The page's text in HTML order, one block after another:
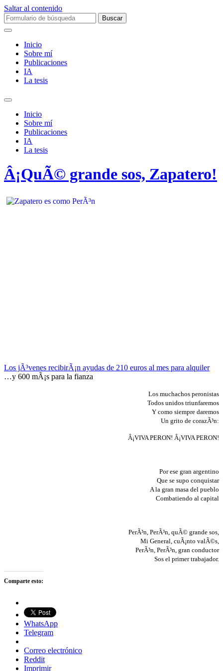
Saltar al contenido
Buscar:
Inicio
Sobre mí­
Publicaciones
IA
La tesis
Alternar
campo
búsqueda
Inicio
Sobre mí­
Publicaciones
IA
La tesis
Â¡QuÃ© grande sos, Zapatero!
Los jÃ³venes recibirÃ¡n ayudas de 210 euros al mes para alquiler
…y 600 mÃ¡s para la fianza
Los muchachos peronistas
Todos unidos triunfaremos
Y como siempre daremos
Un grito de corazÃ³n:
Â¡VIVA PERON! Â¡VIVA PERON!
Por ese gran argentino
Que se supo conquistar
A la gran masa del pueblo
Combatiendo al capital
PerÃ³n, PerÃ³n, quÃ© grande sos,
Mi General, cuÃ¡nto valÃ©s,
PerÃ³n, PerÃ³n, gran conductor
Sos el primer trabajador.
Comparte esto:
WhatsApp
Telegram
Correo electrónico
Reddit
Imprimir